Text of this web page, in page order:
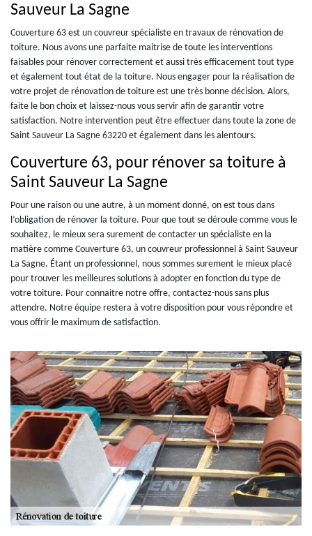
Sauveur La Sagne
Couverture 63 est un couvreur spécialiste en travaux de rénovation de
toiture. Nous avons une parfaite maitrise de toute les interventions
faisables pour rénover correctement et aussi très efficacement tout type
et également tout état de la toiture. Nous engager pour la réalisation de
votre projet de rénovation de toiture est une très bonne décision. Alors,
faite le bon choix et laissez-nous vous servir afin de garantir votre
satisfaction. Notre intervention peut être effectuer dans toute la zone de
Saint Sauveur La Sagne 63220 et également dans les alentours.
Couverture 63, pour rénover sa toiture à
Saint Sauveur La Sagne
Pour une raison ou une autre, à un moment donné, on est tous dans
l’obligation de rénover la toiture. Pour que tout se déroule comme vous le
souhaitez, le mieux sera surement de contacter un spécialiste en la
matière comme Couverture 63, un couvreur professionnel à Saint Sauveur
La Sagne. Étant un professionnel, nous sommes surement le mieux placé
pour trouver les meilleures solutions à adopter en fonction du type de
votre toiture. Pour connaitre notre offre, contactez-nous sans plus
attendre. Notre équipe restera à votre disposition pour vous répondre et
vous offrir le maximum de satisfaction.